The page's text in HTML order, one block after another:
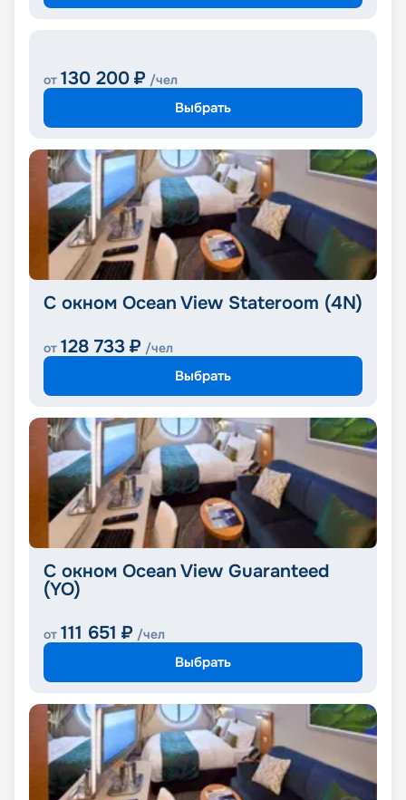
от 130 200 ₽ /чел
Выбрать
С окном Ocean View Stateroom (4N)
от 128 733 ₽ /чел
Выбрать
С окном Ocean View Guaranteed
(YO)
от 111 651 ₽ /чел
Выбрать